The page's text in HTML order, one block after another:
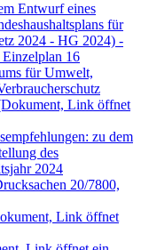
Entwurf eines
für
2024 - HG 2024) -
16
für Umwelt,
Link öffnet
zu dem
des
2024
20/7800,
Link öffnet